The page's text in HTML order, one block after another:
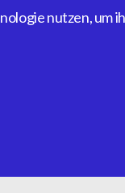
nutzen, um